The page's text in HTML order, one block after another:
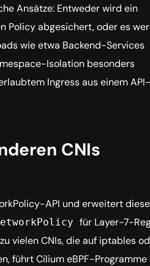
Ansätze: Entweder wird ein
Policy abgesichert, oder es
wie etwa Backend-Services
Isolation besonders
Ingress aus einem API-
CNIs
API und erweitert diese
für Layer-7-
vielen CNIs, die auf iptables
führt Cilium eBPF-Programme